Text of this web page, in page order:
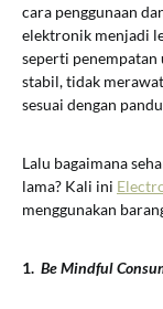
cara penggunaan
elektronik menjadi
seperti
stabil, tidak
sesuai dengan
Lalu bagaimana
lama? Kali ini
menggunakan
1. Be Mindful